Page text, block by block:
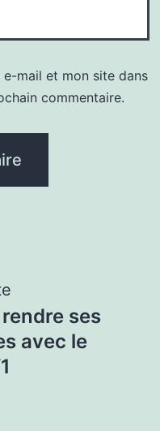
mail et mon site dans
commentaire.
ses
avec le